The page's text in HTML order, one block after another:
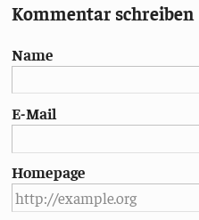
Kommentar schreiben
Name
E-Mail
Homepage